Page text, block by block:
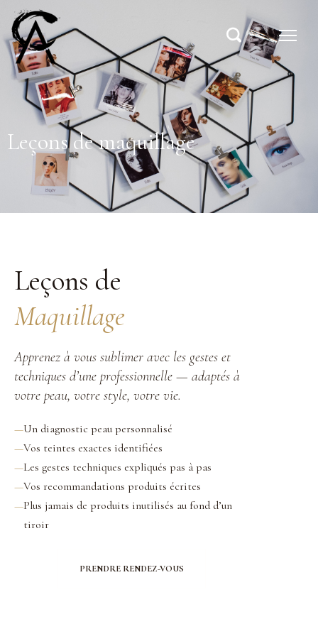
Leçons de maquillage
Leçons de
Maquillage
Apprenez à vous sublimer avec les gestes et
techniques d’une professionnelle — adaptés à
votre peau, votre style, votre vie.
—Un diagnostic peau personnalisé
—Vos teintes exactes identifiées
—Les gestes techniques expliqués pas à pas
—Vos recommandations produits écrites
—Plus jamais de produits inutilisés au fond d’un
tiroir
PRENDRE RENDEZ-VOUS